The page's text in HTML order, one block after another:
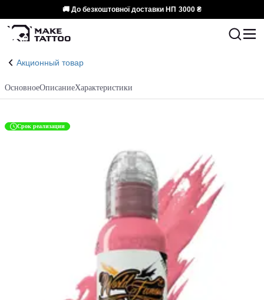
🚚 До безкоштовної доставки НП 3000 ₴
Акционный товар
ОсновноеОписаниеХарактеристики
Срок реализации